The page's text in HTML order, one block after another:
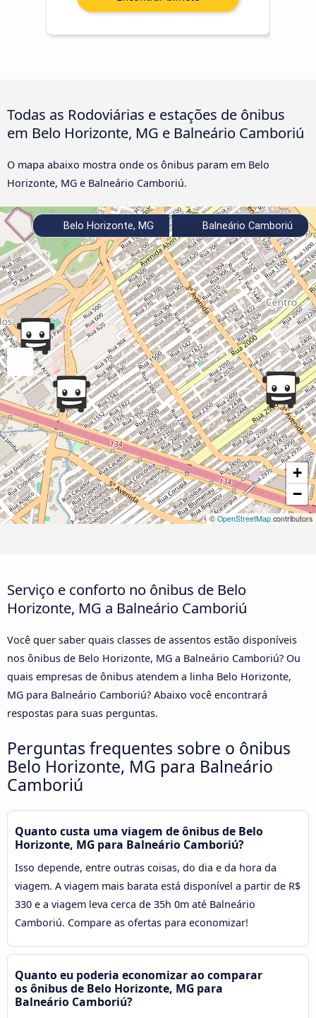
Todas as Rodoviárias e estações de ônibus
em Belo Horizonte, MG e Balneário Camboriú
O mapa abaixo mostra onde os ônibus param em Belo
Horizonte, MG e Balneário Camboriú.
+
−
© OpenStreetMap contributors
Belo Horizonte, MG Balneário Camboriú
Serviço e conforto no ônibus de Belo
Horizonte, MG a Balneário Camboriú
Você quer saber quais classes de assentos estão disponíveis
nos ônibus de Belo Horizonte, MG a Balneário Camboriú? Ou
quais empresas de ônibus atendem a linha Belo Horizonte,
MG para Balneário Camboriú? Abaixo você encontrará
respostas para suas perguntas.
Perguntas frequentes sobre o ônibus
Belo Horizonte, MG para Balneário
Camboriú
Quanto custa uma viagem de ônibus de Belo
Horizonte, MG para Balneário Camboriú?
Isso depende, entre outras coisas, do dia e da hora da
viagem. A viagem mais barata está disponível a partir de R$
330 e a viagem leva cerca de 35h 0m até Balneário
Camboriú. Compare as ofertas para economizar!
Quanto eu poderia economizar ao comparar
os ônibus de Belo Horizonte, MG para
Balneário Camboriú?